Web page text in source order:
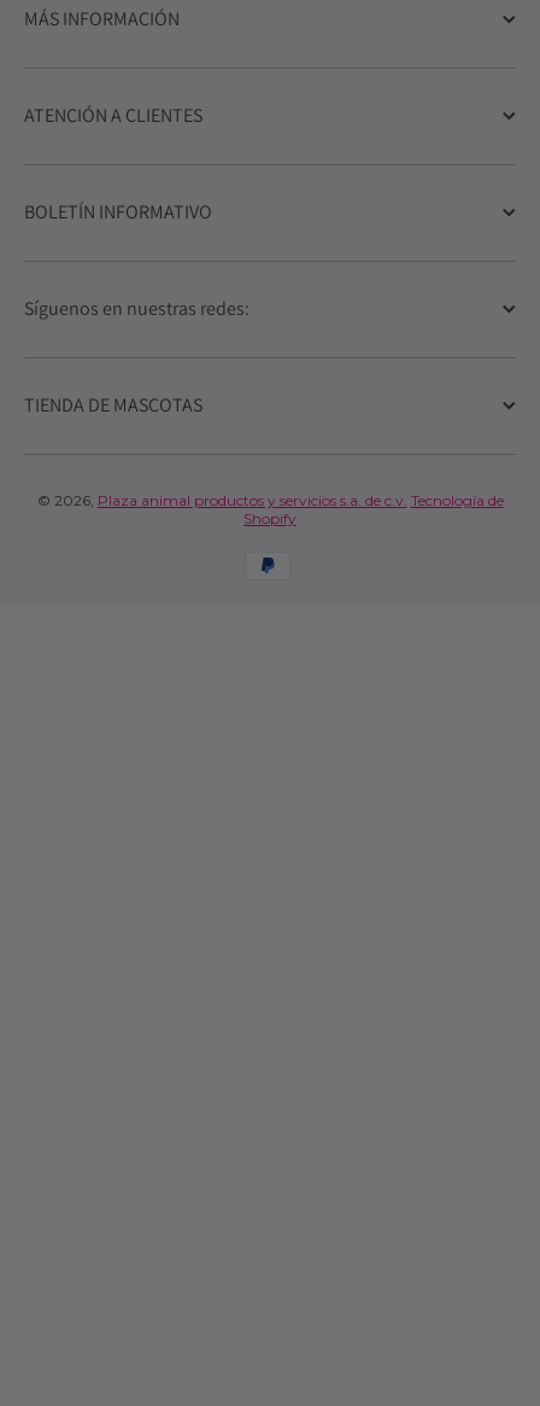
MÁS INFORMACIÓN
ATENCIÓN A CLIENTES
BOLETÍN INFORMATIVO
Síguenos en nuestras redes:
TIENDA DE MASCOTAS
© 2026, Plaza animal productos y servicios s.a. de c.v. Tecnología de
Shopify